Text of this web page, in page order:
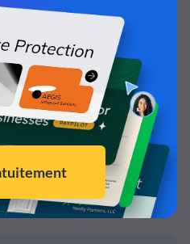
réduire l'attrait
et ternir votre
de superbes visuels
icônes et des graphiques
.